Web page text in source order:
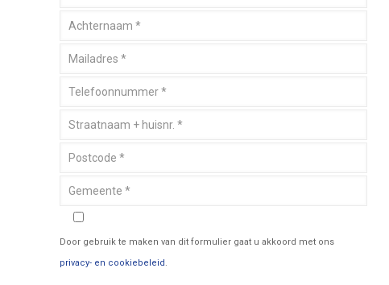
Door gebruik te maken van dit formulier gaat u akkoord met ons
privacy- en cookiebeleid.